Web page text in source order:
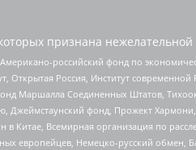
признана
российский фонд по
Открытая Россия, Институт
Маршалла Соединенных Штатов,
Джеймстаунский фонд, Прожект
Всемирная организация по
европейцев, Немецко-русский обмен,